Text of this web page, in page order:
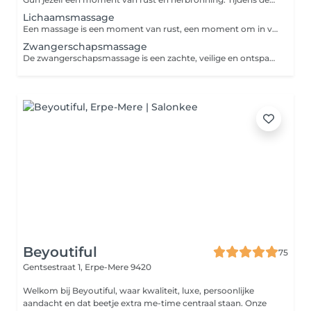
Lichaamsmassage
Een massage is een moment van rust, een moment om in verbinding te staan met jezelf, maar heeft nog zoveel meer voordelen: - verminderen van stress, angst en spanning - verbeteren van slaap - verminderen van pijn en spierspanning - verbeteren van je immuniteit - zorgen voor een betere flow in de darmen - verbeteren van de bloedcirculatie Kortom, een groot cadeau voor jezelf. We starten met een kort intake-moment (15 minuten), waarin ik de massage afstem op jouw noden en wensen. Daarna volgt de volledige lichaamsmassage (1 uur 30 minuten) en sluiten we af met een thee-moment om terug te landen (15 minuten).
Zwangerschapsmassage
De zwangerschapsmassage is een zachte, veilige en ontspannende massage speciaal voor vrouwen vanaf het tweede trimester van de zwangerschap. In deze bijzondere periode verandert het lichaam voortdurend en kan extra ondersteuning heel welkom zijn. Tijdens de massage lig je comfortabel in zijlig, met een zijligkussen dat de buik ondersteunt. De massage wordt aangepast aan jouw lichaam en jouw noden, met extra aandacht voor zones die tijdens de zwangerschap vaak meer belast worden, zoals de onderrug, nek en schouders. Een ontspannen mama zorgt voor een rustige, veilige omgeving in de buik. De massage helpt spanning los te laten, vermindert lichamelijke belasting en geeft ruimte om even écht te zakken en te genieten. Dit is jouw moment om te vertragen, te ademen en volledig tot rust te komen. We starten met een kort intake-moment (15 minuten), waarin ik de massage afstem op jouw noden en wensen. Daarna volgt de volledige massage (1 uur 30 minuten) en sluiten we af met een thee-moment (15-minuten) om terug te landen.
Beyoutiful
75
Gentsestraat 1, Erpe-Mere 9420
Welkom bij Beyoutiful, waar kwaliteit, luxe, persoonlijke
aandacht en dat beetje extra me-time centraal staan. Onze